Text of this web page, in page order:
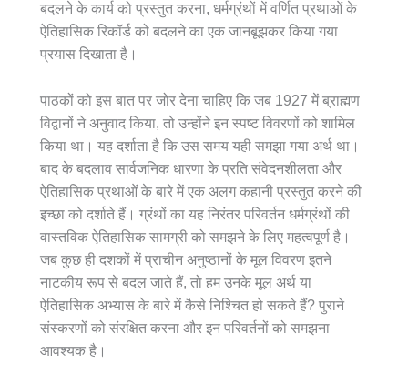
बदलने के कार्य को प्रस्तुत करना, धर्मग्रंथों में वर्णित प्रथाओं के
ऐतिहासिक रिकॉर्ड को बदलने का एक जानबूझकर किया गया
प्रयास दिखाता है।
पाठकों को इस बात पर जोर देना चाहिए कि जब 1927 में ब्राह्मण
विद्वानों ने अनुवाद किया, तो उन्होंने इन स्पष्ट विवरणों को शामिल
किया था। यह दर्शाता है कि उस समय यही समझा गया अर्थ था।
बाद के बदलाव सार्वजनिक धारणा के प्रति संवेदनशीलता और
ऐतिहासिक प्रथाओं के बारे में एक अलग कहानी प्रस्तुत करने की
इच्छा को दर्शाते हैं। ग्रंथों का यह निरंतर परिवर्तन धर्मग्रंथों की
वास्तविक ऐतिहासिक सामग्री को समझने के लिए महत्वपूर्ण है।
जब कुछ ही दशकों में प्राचीन अनुष्ठानों के मूल विवरण इतने
नाटकीय रूप से बदल जाते हैं, तो हम उनके मूल अर्थ या
ऐतिहासिक अभ्यास के बारे में कैसे निश्चित हो सकते हैं? पुराने
संस्करणों को संरक्षित करना और इन परिवर्तनों को समझना
आवश्यक है।